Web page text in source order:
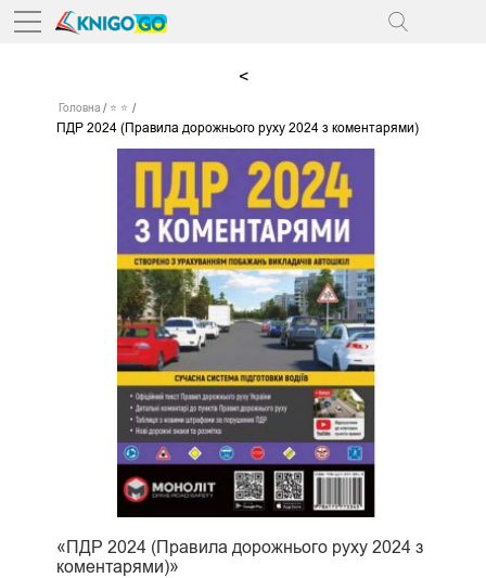
<
Головна ⭐ ⭐
ПДР 2024 (Правила дорожнього руху 2024 з коментарями)
«ПДР 2024 (Правила дорожнього руху 2024 з
коментарями)»